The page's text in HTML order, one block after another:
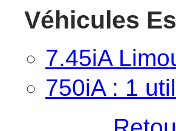
Véhicules
7.45iA
750iA : 1